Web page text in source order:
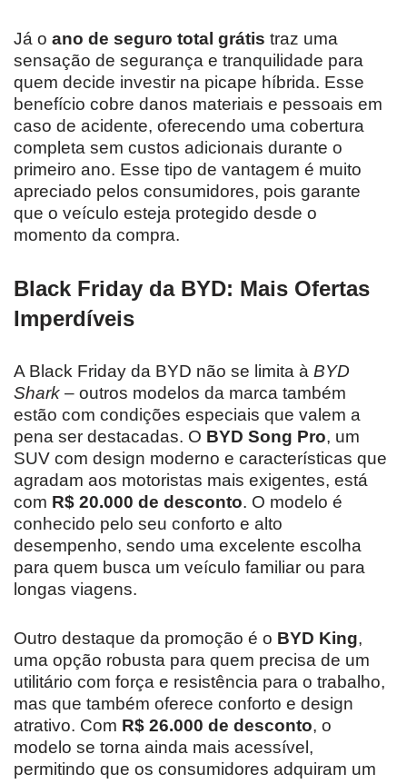
Já o ano de seguro total grátis traz uma
sensação de segurança e tranquilidade para
quem decide investir na picape híbrida. Esse
benefício cobre danos materiais e pessoais em
caso de acidente, oferecendo uma cobertura
completa sem custos adicionais durante o
primeiro ano. Esse tipo de vantagem é muito
apreciado pelos consumidores, pois garante
que o veículo esteja protegido desde o
momento da compra.
Black Friday da BYD: Mais Ofertas
Imperdíveis
A Black Friday da BYD não se limita à BYD
Shark – outros modelos da marca também
estão com condições especiais que valem a
pena ser destacadas. O BYD Song Pro, um
SUV com design moderno e características que
agradam aos motoristas mais exigentes, está
com R$ 20.000 de desconto. O modelo é
conhecido pelo seu conforto e alto
desempenho, sendo uma excelente escolha
para quem busca um veículo familiar ou para
longas viagens.
Outro destaque da promoção é o BYD King,
uma opção robusta para quem precisa de um
utilitário com força e resistência para o trabalho,
mas que também oferece conforto e design
atrativo. Com R$ 26.000 de desconto, o
modelo se torna ainda mais acessível,
permitindo que os consumidores adquiram um